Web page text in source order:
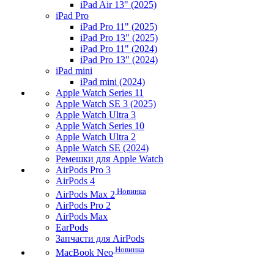
iPad Air 13" (2025)
iPad Pro
iPad Pro 11" (2025)
iPad Pro 13" (2025)
iPad Pro 11" (2024)
iPad Pro 13" (2024)
iPad mini
iPad mini (2024)
Apple Watch Series 11
Apple Watch SE 3 (2025)
Apple Watch Ultra 3
Apple Watch Series 10
Apple Watch Ultra 2
Apple Watch SE (2024)
Ремешки для Apple Watch
AirPods Pro 3
AirPods 4
AirPods Max 2 Новинка
AirPods Pro 2
AirPods Max
EarPods
Запчасти для AirPods
MacBook Neo Новинка